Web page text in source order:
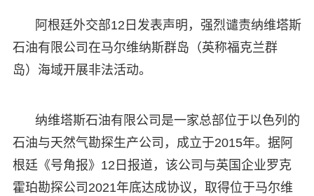
阿根廷外交部12日发表声明，强烈谴责纳维塔斯
石油有限公司在马尔维纳斯群岛（英称福克兰群
岛）海域开展非法活动。
纳维塔斯石油有限公司是一家总部位于以色列的
石油与天然气勘探生产公司，成立于2015年。据阿
根廷《号角报》12日报道，该公司与英国企业罗克
霍珀勘探公司2021年底达成协议，取得位于马尔维